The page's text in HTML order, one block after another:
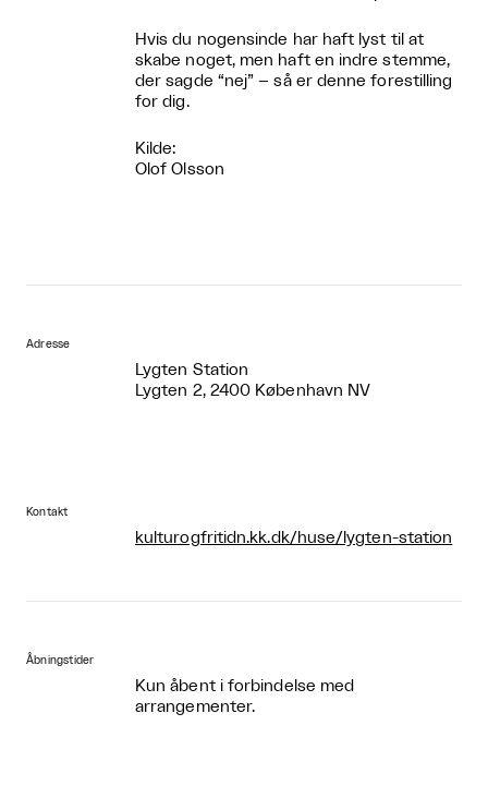
Hvis du nogensinde har haft lyst til at
skabe noget, men haft en indre stemme,
der sagde “nej” – så er denne forestilling
for dig.
Kilde:
Olof Olsson
Adresse
Lygten Station
Lygten 2, 2400 København NV
Kontakt
kulturogfritidn.kk.dk/huse/lygten-station
Åbningstider
Kun åbent i forbindelse med
arrangementer.